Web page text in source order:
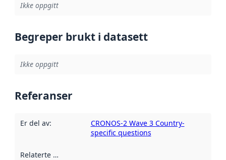
Ikke oppgitt
Begreper brukt i datasett
Ikke oppgitt
Referanser
Er del av:
CRONOS-2 Wave 3 Country-
specific questions
Relaterte ressurser